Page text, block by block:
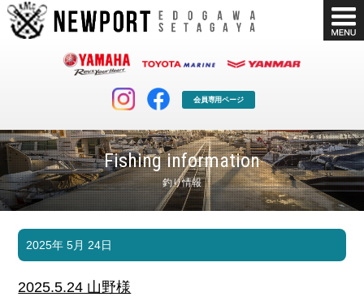
会員専用ページ
Fishing information
釣り情報
マリンクラブ
マリンライフを堪能したい！
ボート販売
ボート免許
長年の実績と信頼！
2025年 5月 24日
2025.5.24 山野様